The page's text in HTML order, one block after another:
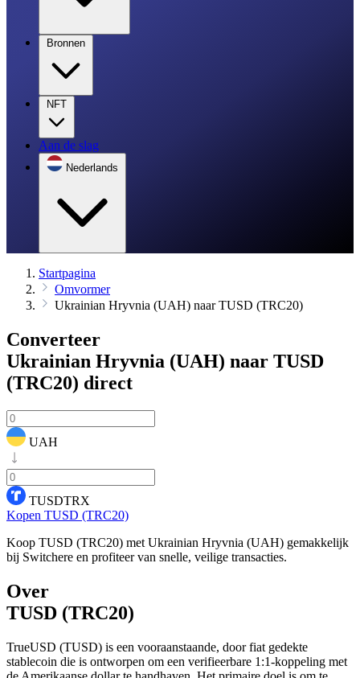
Bronnen
NFT
Aan de slag
Nederlands
Startpagina
Omvormer
Ukrainian Hryvnia (UAH) naar TUSD (TRC20)
Converteer
Ukrainian Hryvnia (UAH) naar TUSD
(TRC20) direct
UAH
TUSDTRX
Kopen TUSD (TRC20)
Koop TUSD (TRC20) met Ukrainian Hryvnia (UAH) gemakkelijk
bij Switchere en profiteer van snelle, veilige transacties.
Over
TUSD (TRC20)
TrueUSD (TUSD) is een vooraanstaande, door fiat gedekte
stablecoin die is ontworpen om een verifieerbare 1:1-koppeling met